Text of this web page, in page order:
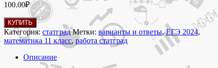
100.00₽
Количество
товара
03.10.2023 Тренировочная
КУПИТЬ
Категория: статград Метки: варианты и ответы,ЕГЭ 2024,
математика 11 класс, работа статград
Описание